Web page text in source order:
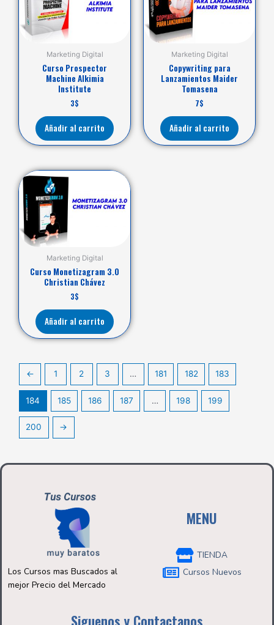
Marketing Digital
Curso Prospector
Machine Alkimia
Institute
3$
Añadir al carrito
Marketing Digital
Copywriting para
Lanzamientos Maider
Tomasena
7$
Añadir al carrito
Marketing Digital
Curso Monetizagram 3.0
Christian Chávez
3$
Añadir al carrito
← 1 2 3 … 181 182 183
184 185 186 187 … 198 199
200 →
Los Cursos mas Buscados al
mejor Precio del Mercado
MENU
TIENDA
Cursos Nuevos
Siguenos y Contactanos